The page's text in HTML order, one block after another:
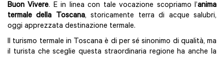
Buon Vivere. E in linea con tale vocazione scopriamo l’anima
termale della Toscana, storicamente terra di acque salubri,
oggi apprezzata destinazione termale.
Il turismo termale in Toscana è di per sé sinonimo di qualità, ma
il turista che sceglie questa straordinaria regione ha anche la